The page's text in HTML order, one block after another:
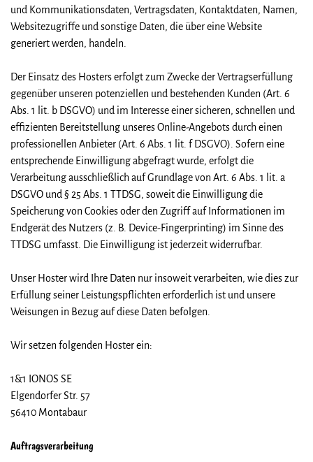
und Kommunikationsdaten, Vertragsdaten, Kontaktdaten, Namen,
Websitezugriffe und sonstige Daten, die über eine Website
generiert werden, handeln.
Der Einsatz des Hosters erfolgt zum Zwecke der Vertragserfüllung
gegenüber unseren potenziellen und bestehenden Kunden (Art. 6
Abs. 1 lit. b DSGVO) und im Interesse einer sicheren, schnellen und
effizienten Bereitstellung unseres Online-Angebots durch einen
professionellen Anbieter (Art. 6 Abs. 1 lit. f DSGVO). Sofern eine
entsprechende Einwilligung abgefragt wurde, erfolgt die
Verarbeitung ausschließlich auf Grundlage von Art. 6 Abs. 1 lit. a
DSGVO und § 25 Abs. 1 TTDSG, soweit die Einwilligung die
Speicherung von Cookies oder den Zugriff auf Informationen im
Endgerät des Nutzers (z. B. Device-Fingerprinting) im Sinne des
TTDSG umfasst. Die Einwilligung ist jederzeit widerrufbar.
Unser Hoster wird Ihre Daten nur insoweit verarbeiten, wie dies zur
Erfüllung seiner Leistungspflichten erforderlich ist und unsere
Weisungen in Bezug auf diese Daten befolgen.
Wir setzen folgenden Hoster ein:
1&1 IONOS SE
Elgendorfer Str. 57
56410 Montabaur
Auftragsverarbeitung